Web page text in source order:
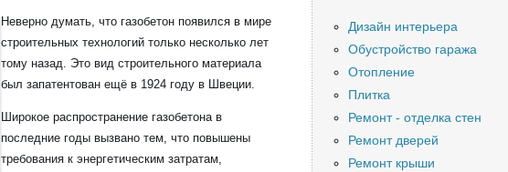
Неверно думать, что газобетон появился в мире
строительных технологий только несколько лет
тому назад. Это вид строительного материала
был запатентован ещё в 1924 году в Швеции.
Широкое распространение газобетона в
последние годы вызвано тем, что повышены
требования к энергетическим затратам,
Дизайн интерьера
Обустройство гаража
Отопление
Плитка
Ремонт - отделка стен
Ремонт дверей
Ремонт крыши